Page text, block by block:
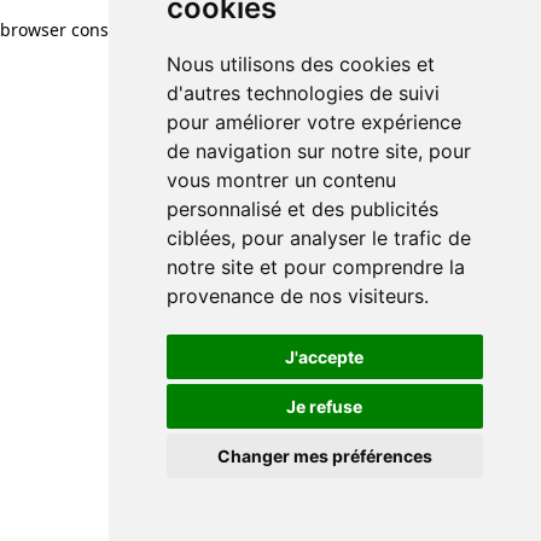
cookies
Nous utilisons des cookies et
d'autres technologies de suivi
pour améliorer votre expérience
de navigation sur notre site, pour
vous montrer un contenu
personnalisé et des publicités
ciblées, pour analyser le trafic de
notre site et pour comprendre la
provenance de nos visiteurs.
J'accepte
Je refuse
Changer mes préférences
cookies
Nous utilisons des cookies et
d'autres technologies de suivi
pour améliorer votre expérience
de navigation sur notre site, pour
vous montrer un contenu
personnalisé et des publicités
ciblées, pour analyser le trafic de
notre site et pour comprendre la
provenance de nos visiteurs.
J'accepte
Je refuse
Changer mes préférences
browser console for more information)